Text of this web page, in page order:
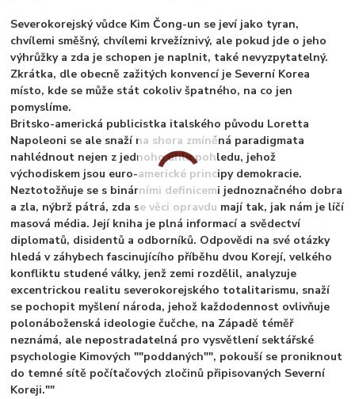
Severokorejský vůdce Kim Čong-un se jeví jako tyran,
chvílemi směšný, chvílemi krvežíznivý, ale pokud jde o jeho
výhrůžky a zda je schopen je naplnit, také nevyzpytatelný.
Zkrátka, dle obecně zažitých konvencí je Severní Korea
místo, kde se může stát cokoliv špatného, na co jen
pomyslíme.
Britsko-americká publicistka italského původu Loretta
Napoleoni se ale snaží na shora zmíněná paradigmata
nahlédnout nejen z jednoho úhlu pohledu, jehož
východiskem jsou euro-americké principy demokracie.
Neztotožňuje se s binárními definicemi jednoznačného dobra
a zla, nýbrž pátrá, zda se věci opravdu mají tak, jak nám je líčí
masová média. Její kniha je plná informací a svědectví
diplomatů, disidentů a odborníků. Odpovědi na své otázky
hledá v záhybech fascinujícího příběhu dvou Korejí, velkého
konfliktu studené války, jenž zemi rozdělil, analyzuje
excentrickou realitu severokorejského totalitarismu, snaží
se pochopit myšlení národa, jehož každodennost ovlivňuje
polonáboženská ideologie čučche, na Západě téměř
neznámá, ale nepostradatelná pro vysvětlení sektářské
psychologie Kimových ""poddaných"", pokouší se proniknout
do temné sítě počítačových zločinů připisovaných Severní
Koreji.""